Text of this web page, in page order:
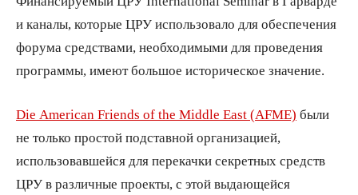
и каналы, которые ЦРУ использовало для обеспечения
форума средствами, необходимыми для проведения
программы, имеют большое историческое значение.
Die American Friends of the Middle East (AFME) были
не только простой подставной организацией,
использовавшейся для перекачки секретных средств
ЦРУ в различные проекты, с этой выдающейся